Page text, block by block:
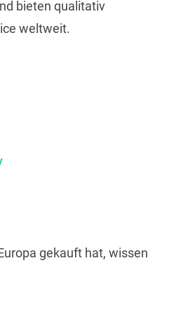
bieten qualitativ
weltweit.
gekauft hat, wissen